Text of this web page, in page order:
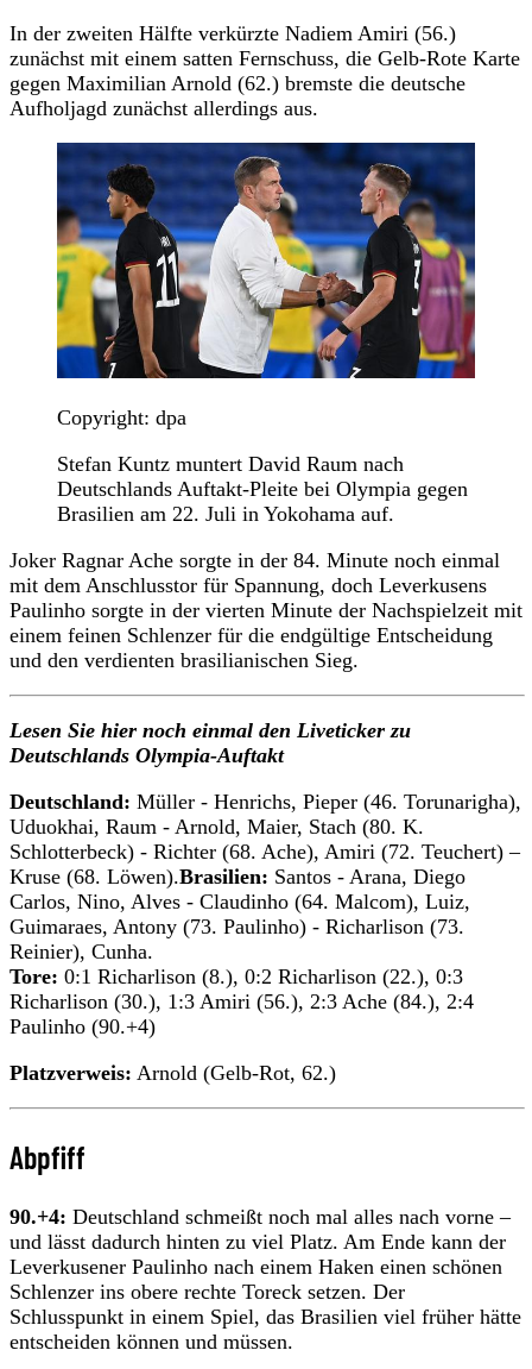
In der zweiten Hälfte verkürzte Nadiem Amiri (56.)
zunächst mit einem satten Fernschuss, die Gelb-Rote Karte
gegen Maximilian Arnold (62.) bremste die deutsche
Aufholjagd zunächst allerdings aus.
Copyright: dpa
Stefan Kuntz muntert David Raum nach
Deutschlands Auftakt-Pleite bei Olympia gegen
Brasilien am 22. Juli in Yokohama auf.
Joker Ragnar Ache sorgte in der 84. Minute noch einmal
mit dem Anschlusstor für Spannung, doch Leverkusens
Paulinho sorgte in der vierten Minute der Nachspielzeit mit
einem feinen Schlenzer für die endgültige Entscheidung
und den verdienten brasilianischen Sieg.
Lesen Sie hier noch einmal den Liveticker zu
Deutschlands Olympia-Auftakt
Deutschland: Müller - Henrichs, Pieper (46. Torunarigha),
Uduokhai, Raum - Arnold, Maier, Stach (80. K.
Schlotterbeck) - Richter (68. Ache), Amiri (72. Teuchert) –
Kruse (68. Löwen).Brasilien: Santos - Arana, Diego
Carlos, Nino, Alves - Claudinho (64. Malcom), Luiz,
Guimaraes, Antony (73. Paulinho) - Richarlison (73.
Reinier), Cunha.
Tore: 0:1 Richarlison (8.), 0:2 Richarlison (22.), 0:3
Richarlison (30.), 1:3 Amiri (56.), 2:3 Ache (84.), 2:4
Paulinho (90.+4)
Platzverweis: Arnold (Gelb-Rot, 62.)
Abpfiff
90.+4: Deutschland schmeißt noch mal alles nach vorne –
und lässt dadurch hinten zu viel Platz. Am Ende kann der
Leverkusener Paulinho nach einem Haken einen schönen
Schlenzer ins obere rechte Toreck setzen. Der
Schlusspunkt in einem Spiel, das Brasilien viel früher hätte
entscheiden können und müssen.